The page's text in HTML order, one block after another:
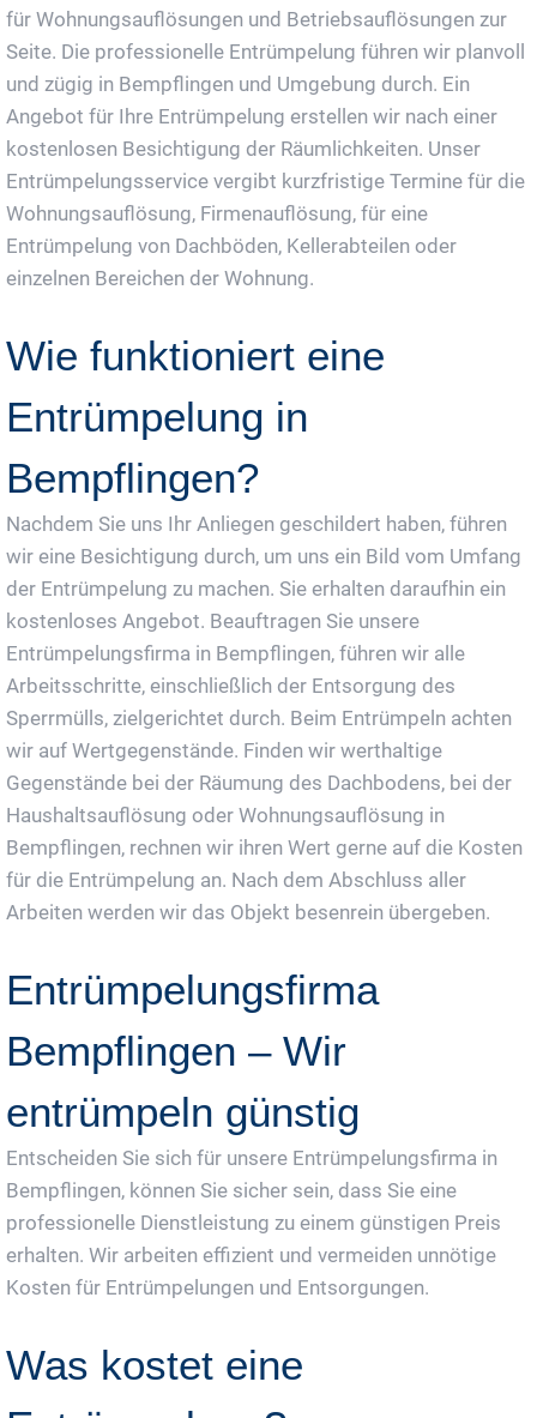
für Wohnungsauflösungen und Betriebsauflösungen zur
Seite. Die professionelle Entrümpelung führen wir planvoll
und zügig in Bempflingen und Umgebung durch. Ein
Angebot für Ihre Entrümpelung erstellen wir nach einer
kostenlosen Besichtigung der Räumlichkeiten. Unser
Entrümpelungsservice vergibt kurzfristige Termine für die
Wohnungsauflösung, Firmenauflösung, für eine
Entrümpelung von Dachböden, Kellerabteilen oder
einzelnen Bereichen der Wohnung.
Wie funktioniert eine
Entrümpelung in
Bempflingen?
Nachdem Sie uns Ihr Anliegen geschildert haben, führen
wir eine Besichtigung durch, um uns ein Bild vom Umfang
der Entrümpelung zu machen. Sie erhalten daraufhin ein
kostenloses Angebot. Beauftragen Sie unsere
Entrümpelungsfirma in Bempflingen, führen wir alle
Arbeitsschritte, einschließlich der Entsorgung des
Sperrmülls, zielgerichtet durch. Beim Entrümpeln achten
wir auf Wertgegenstände. Finden wir werthaltige
Gegenstände bei der Räumung des Dachbodens, bei der
Haushaltsauflösung oder Wohnungsauflösung in
Bempflingen, rechnen wir ihren Wert gerne auf die Kosten
für die Entrümpelung an. Nach dem Abschluss aller
Arbeiten werden wir das Objekt besenrein übergeben.
Entrümpelungsfirma
Bempflingen – Wir
entrümpeln günstig
Entscheiden Sie sich für unsere Entrümpelungsfirma in
Bempflingen, können Sie sicher sein, dass Sie eine
professionelle Dienstleistung zu einem günstigen Preis
erhalten. Wir arbeiten effizient und vermeiden unnötige
Kosten für Entrümpelungen und Entsorgungen.
Was kostet eine